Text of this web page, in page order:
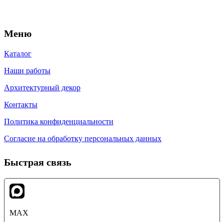
Меню
Каталог
Наши работы
Архитектурный декор
Контакты
Политика конфиденциальности
Согласие на обработку персональных данных
Быстрая связь
MAX